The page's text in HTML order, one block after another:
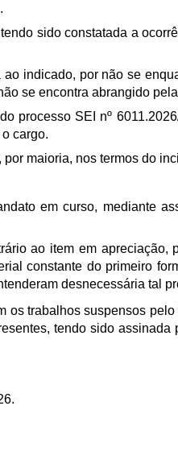
sido constatada a
indicado, por não se
se encontra abrangido
processo SEI nº
cargo.
maioria, nos termos do
em curso, mediante
ao item em apreciação,
constante do primeiro
desnecessária tal
trabalhos suspensos
tendo sido